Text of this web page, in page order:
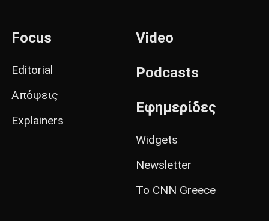
Focus
Editorial
Απόψεις
Explainers
Video
Podcasts
Εφημερίδες
Widgets
Newsletter
Το CNN Greece